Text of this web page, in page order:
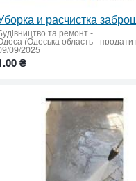
та ремонт-
(Одеська область - продати
09/2025
₴